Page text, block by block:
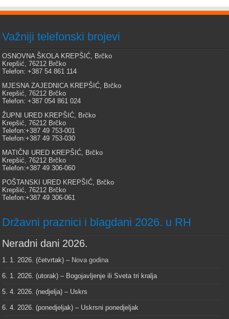
Važniji telefonski brojevi
OSNOVNA ŠKOLA KREPŠIĆ, Brčko
Krepšić, 76212 Brčko
Telefon: +387 54 861 114
MJESNA ZAJEDNICA KREPŠIĆ, Brčko
Krepšić, 76212 Brčko
Telefon: +387 054 861 024
ŽUPNI URED KREPŠIĆ, Brčko
Krepšić, 76212 Brčko
Telefon:+387 49 753-001
Telefon:+387 49 753-030
MATIČNI URED KREPŠIĆ, Brčko
Krepšić, 76212 Brčko
Telefon:+387 49 306-060
POŠTANSKI URED KREPŠIĆ, Brčko
Krepšić, 76212 Brčko
Telefon:+387 49 306-061
Državni praznici i blagdani 2026. u RH
Neradni dani 2026.
1. 1. 2026. (četvrtak) – Nova godina
6. 1. 2026. (utorak) – Bogojavljenje ili Sveta tri kralja
5. 4. 2026. (nedjelja) – Uskrs
6. 4. 2026. (ponedjeljak) – Uskrsni ponedjeljak